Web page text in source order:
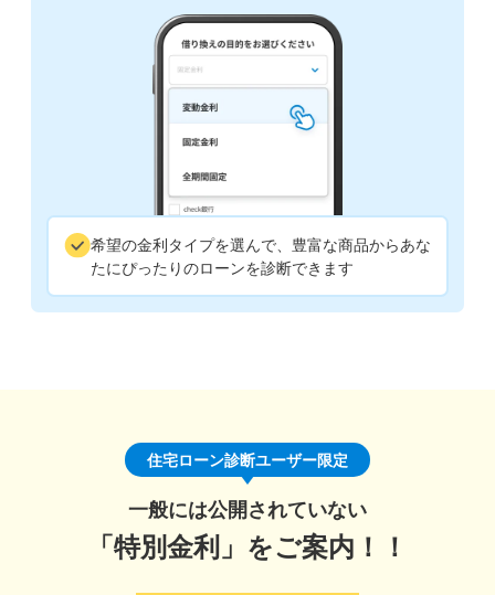
希望の金利タイプを選んで、豊富な商品からあな
たにぴったりのローンを診断できます
住宅ローン診断ユーザー限定
一般には公開されていない
「特別金利」をご案内！！